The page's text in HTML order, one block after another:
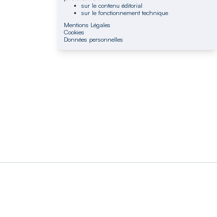
sur le contenu éditorial
sur le fonctionnement technique
Mentions Légales
Cookies
Données personnelles